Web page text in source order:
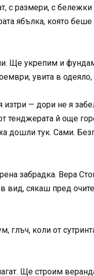
с размери, с
ябълка, която
Ще укрепим и
увита в
изтри — дори не я
тенджерата й още
дошли тук. Сами.
забрадка. Вера
вид, сякаш пред
коли от
Ще строим